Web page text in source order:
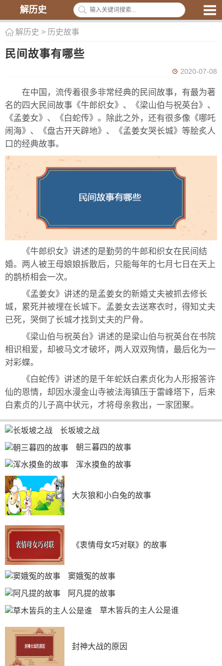
解历史
解历史 > 历史故事
民间故事有哪些
2020-07-08
在中国，流传着很多非常经典的民间故事，有最为著
名的四大民间故事《牛郎织女》、《梁山伯与祝英台》、
《孟姜女》、《白蛇传》。除此之外，还有很多像《哪吒
闹海》、《盘古开天辟地》、《孟姜女哭长城》等脍炙人
口的经典故事。
《牛郎织女》讲述的是勤劳的牛郎和织女在民间结
婚。两人被王母娘娘拆散后，只能每年的七月七日在天上
的鹊桥相会一次。
《孟姜女》讲述的是孟姜女的新婚丈夫被抓去修长
城，累死并被埋在长城下。孟姜女去送寒衣时，得知丈夫
已死，哭倒了长城才找到丈夫的尸骨。
《梁山伯与祝英台》讲述的是梁山伯与祝英台在书院
相识相爱，却被马文才破坏，两人双双殉情，最后化为一
对彩蝶。
《白蛇传》讲述的是千年蛇妖白素贞化为人形报答许
仙的恩情，却因水漫金山寺被法海镇压于雷峰塔下，后来
白素贞的儿子高中状元，才将母亲救出，一家团聚。
长坂坡之战
朝三暮四的故事
浑水摸鱼的故事
大灰狼和小白兔的故事
《衷情母女巧对联》的故事
窦娥冤的故事
阿凡提的故事
草木皆兵的主人公是谁
封神大战的原因